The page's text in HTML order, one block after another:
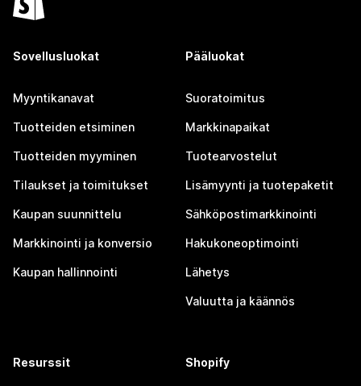
Sovellusluokat
Myyntikanavat
Tuotteiden etsiminen
Tuotteiden myyminen
Tilaukset ja toimitukset
Kaupan suunnittelu
Markkinointi ja konversio
Kaupan hallinnointi
Pääluokat
Suoratoimitus
Markkinapaikat
Tuotearvostelut
Lisämyynti ja tuotepaketit
Sähköpostimarkkinointi
Hakukoneoptimointi
Lähetys
Valuutta ja käännös
Resurssit Shopify